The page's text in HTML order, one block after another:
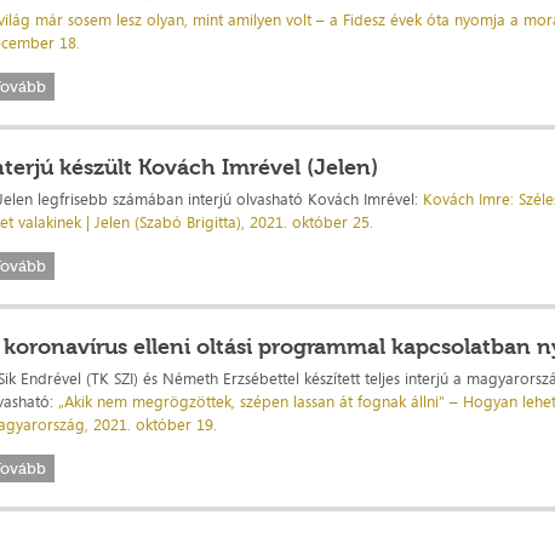
már sosem lesz olyan, mint amilyen volt – a Fidesz évek óta nyomja a
18.
készült Kovách Imrével (Jelen)
legfrisebb számában interjú olvasható Kovách Imrével: Kovách Imre:
valakinek | Jelen (Szabó Brigitta), 2021. október 25.
koronavírus elleni oltási programmal kapcsolatban
Endrével (TK SZI) és Németh Erzsébettel készített teljes interjú a
„Akik nem megrögzöttek, szépen lassan át fognak állni” – Hogyan
2021. október 19.